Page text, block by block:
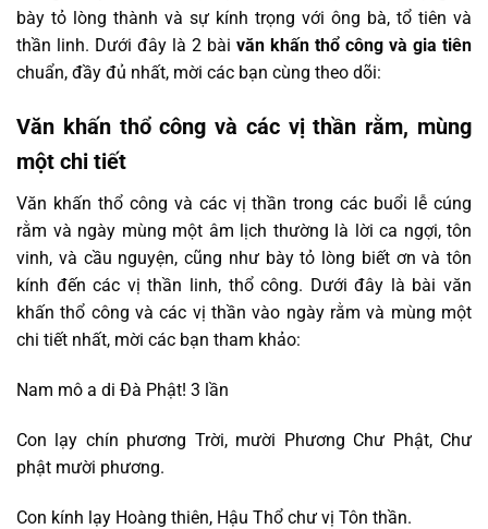
bày tỏ lòng thành và sự kính trọng với ông bà, tổ tiên và
thần linh. Dưới đây là 2 bài văn khấn thổ công và gia tiên
chuẩn, đầy đủ nhất, mời các bạn cùng theo dõi:
Văn khấn thổ công và các vị thần rằm, mùng
một chi tiết
Văn khấn thổ công và các vị thần trong các buổi lễ cúng
rằm và ngày mùng một âm lịch thường là lời ca ngợi, tôn
vinh, và cầu nguyện, cũng như bày tỏ lòng biết ơn và tôn
kính đến các vị thần linh, thổ công. Dưới đây là bài văn
khấn thổ công và các vị thần vào ngày rằm và mùng một
chi tiết nhất, mời các bạn tham khảo:
Nam mô a di Đà Phật! 3 lần
Con lạy chín phương Trời, mười Phương Chư Phật, Chư
phật mười phương.
Con kính lạy Hoàng thiên, Hậu Thổ chư vị Tôn thần.